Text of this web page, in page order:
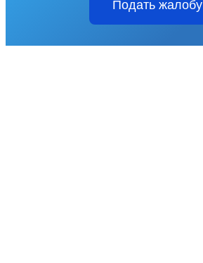
Подать жалобу